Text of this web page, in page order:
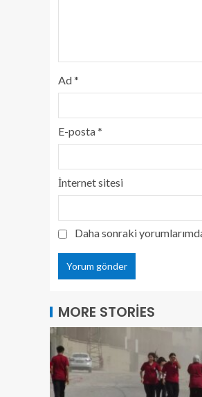
Ad*
E-posta*
İnternet sitesi
Daha sonraki
MORE STORIES